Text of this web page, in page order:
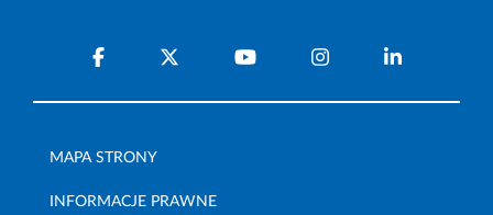
MAPA STRONY
INFORMACJE PRAWNE